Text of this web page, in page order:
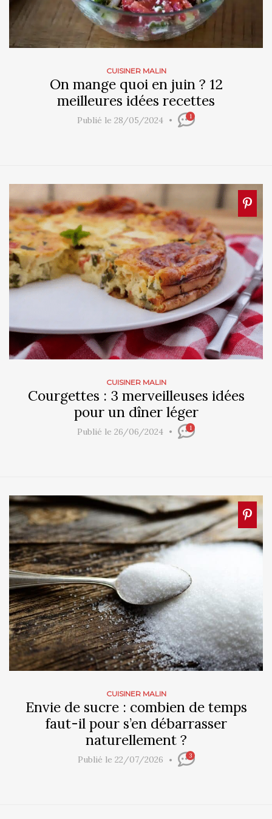
CUISINER MALIN
On mange quoi en juin ? 12
meilleures idées recettes
Publié le 28/05/2024 1
CUISINER MALIN
Courgettes : 3 merveilleuses idées
pour un dîner léger
Publié le 26/06/2024 1
CUISINER MALIN
Envie de sucre : combien de temps
faut-il pour s’en débarrasser
naturellement ?
Publié le 22/07/2026 3